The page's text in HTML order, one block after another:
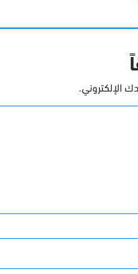
الإلكتروني.